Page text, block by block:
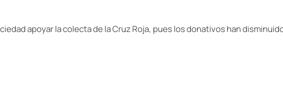
apoyar la colecta de la Cruz Roja, pues los donativos han